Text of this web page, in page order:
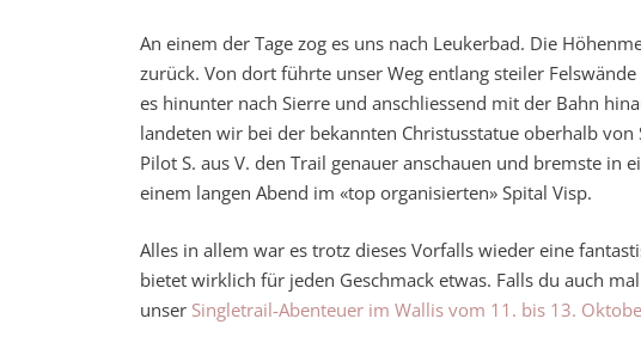
An einem der Tage zog es uns nach Leukerbad. Die
zurück. Von dort führte unser Weg entlang steiler
es hinunter nach Sierre und anschliessend mit der Bahn
landeten wir bei der bekannten Christusstatue oberhalb
Pilot S. aus V. den Trail genauer anschauen und bremste in
einem langen Abend im «top organisierten» Spital Visp.
Alles in allem war es trotz dieses Vorfalls wieder eine
bietet wirklich für jeden Geschmack etwas. Falls du auch
unser Singletrail-Abenteuer im Wallis vom 11. bis 13.